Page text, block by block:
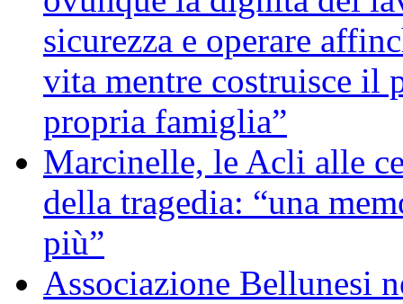
sicurezza e operare
vita mentre costruisce il
propria famiglia”
Marcinelle, le Acli alle
della tragedia: “una
più”
Associazione Bellunesi